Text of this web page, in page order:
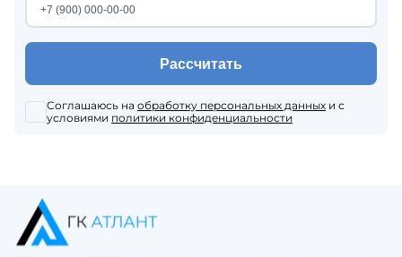
Рассчитать
Соглашаюсь на обработку персональных данных и с
условиями политики конфиденциальности